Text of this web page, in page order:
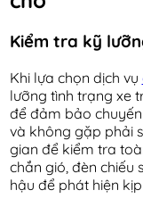
Kiểm tra kỹ
Khi lựa chọn dịch vụ
lưỡng tình trạng xe
để đảm bảo
và không gặp phải
gian để kiểm tra
chắn gió, đèn chiếu
hậu để phát hiện